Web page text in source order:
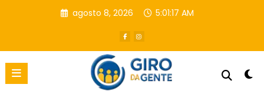
agosto 8, 2026 5:01:18 AM